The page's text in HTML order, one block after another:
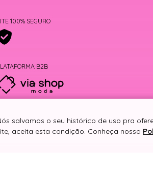
100% SEGURO
B2B
salvamos o seu histórico de uso pra
aceita esta condição. Conheça nossa